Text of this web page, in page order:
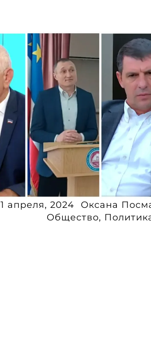
1 апреля, 2024
Оксана
Общество,